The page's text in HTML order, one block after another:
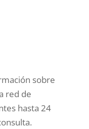
sobre
red de
hasta 24